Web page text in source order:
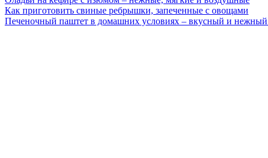
Как приготовить свиные ребрышки, запеченные с овощами
Печеночный паштет в домашних условиях – вкусный и нежный